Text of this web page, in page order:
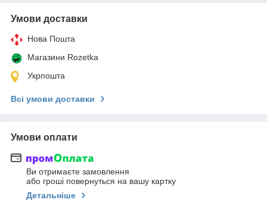
Умови доставки
Нова Пошта
Магазини Rozetka
Укрпошта
Всі умови доставки
Умови оплати
Ви отримаєте замовлення
або гроші повернуться на вашу картку
Детальніше